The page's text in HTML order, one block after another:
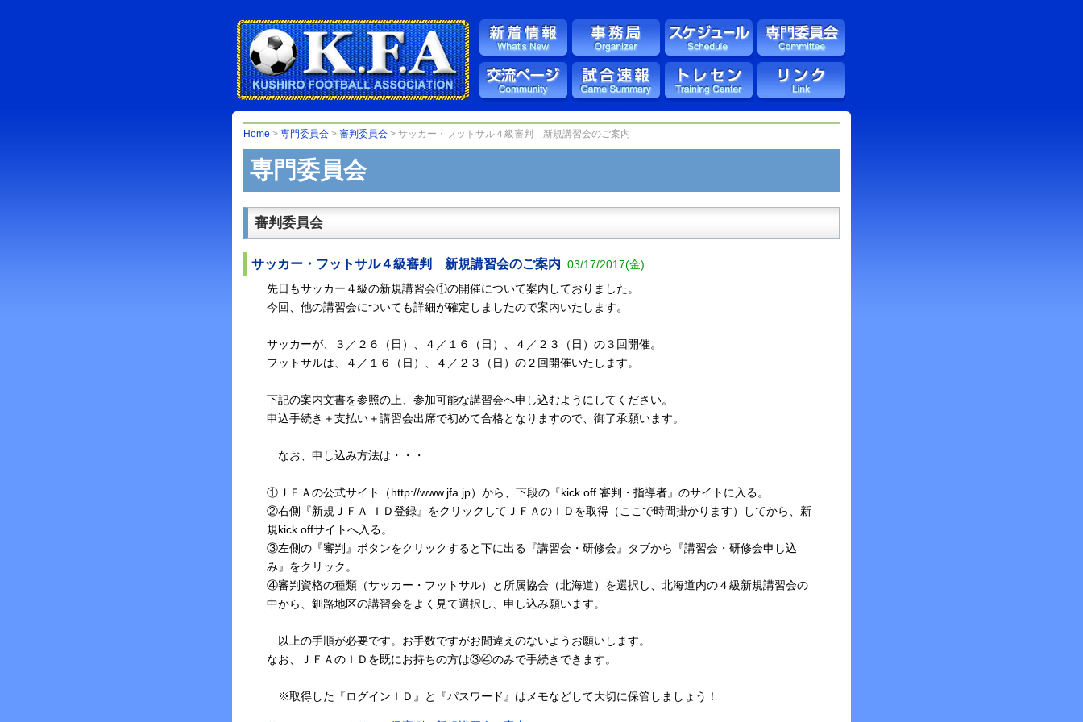
Home >専門委員会 >審判委員会 > サッカー・フットサル４級審判 新規講習会のご案内
専門委員会
審判委員会
サッカー・フットサル４級審判 新規講習会のご案内03/17/2017(金)
先日もサッカー４級の新規講習会①の開催について案内しておりました。
今回、他の講習会についても詳細が確定しましたので案内いたします。
サッカーが、３／２６（日）、４／１６（日）、４／２３（日）の３回開催。
フットサルは、４／１６（日）、４／２３（日）の２回開催いたします。
下記の案内文書を参照の上、参加可能な講習会へ申し込むようにしてください。
申込手続き＋支払い＋講習会出席で初めて合格となりますので、御了承願います。
なお、申し込み方法は・・・
①ＪＦＡの公式サイト（http://www.jfa.jp）から、下段の『kick off 審判・指導者』のサイトに入る。
②右側『新規ＪＦＡ ＩＤ登録』をクリックしてＪＦＡのＩＤを取得（ここで時間掛かります）してから、新
規kick offサイトへ入る。
③左側の『審判』ボタンをクリックすると下に出る『講習会・研修会』タブから『講習会・研修会申し込
み』をクリック。
④審判資格の種類（サッカー・フットサル）と所属協会（北海道）を選択し、北海道内の４級新規講習会の
中から、釧路地区の講習会をよく見て選択し、申し込み願います。
以上の手順が必要です。お手数ですがお間違えのないようお願いします。
なお、ＪＦＡのＩＤを既にお持ちの方は③④のみで手続きできます。
※取得した『ログインＩＤ』と『パスワード』はメモなどして大切に保管しましょう！